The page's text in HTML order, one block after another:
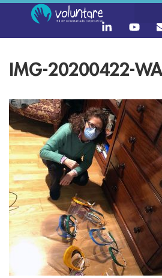
IMG-20200422-